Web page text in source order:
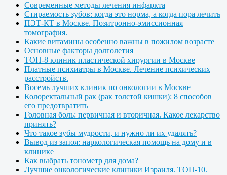
Современные методы лечения инфаркта
Стираемость зубов: когда это норма, а когда пора лечить
ПЭТ-КТ в Москве. Позитронно-эмиссионная
томография.
Какие витамины особенно важны в пожилом возрасте
Основные факторы долголетия
ТОП-8 клиник пластической хирургии в Москве
Платные психиатры в Москве. Лечение психических
расстройств.
Восемь лучших клиник по онкологии в Москве
Колоректальный рак (рак толстой кишки): 8 способов
его предотвратить
Головная боль: первичная и вторичная. Какое лекарство
принять?
Что такое зубы мудрости, и нужно ли их удалять?
Вывод из запоя: наркологическая помощь на дому и в
клинике
Как выбрать тонометр для дома?
Лучшие онкологические клиники Израиля. ТОП-10.